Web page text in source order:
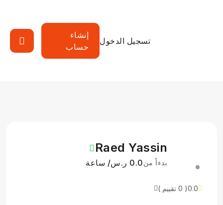
تسجيل الدخول
إنشاء
حساب
Raed Yassin
بدءاً من0.0 ر.س/ ساعة
0.0( 0 تقييم )